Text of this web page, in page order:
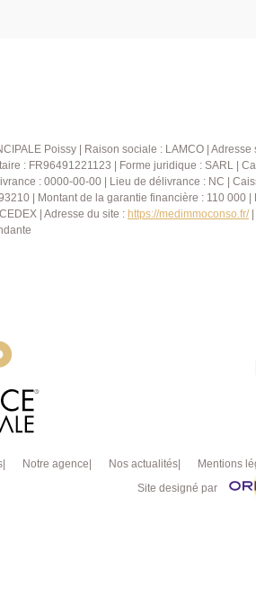
Poissy | Raison sociale : LAMCO |
: FR96491221123 | Forme juridique : SARL |
: 0000-00-00 | Lieu de délivrance : NC |
| Montant de la garantie financière : 110 000
| Adresse du site : https://medimmoconso.fr/|
Notre agence Nos actualités Mentions
Site designé par